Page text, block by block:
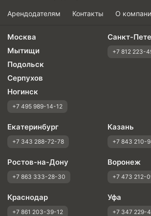
Арендодателям Контакты О
Москва
Мытищи
Подольск
Серпухов
Ногинск
+7 495 989-14-12
Санкт-
+7 812 223-
Екатеринбург
+7 343 288-72-78
Казань
+7 843 210-
Ростов-на-Дону
+7 863 333-28-30
Воронеж
+7 473 212-
Краснодар
+7 861 203-39-12
Уфа
+7 347 229-